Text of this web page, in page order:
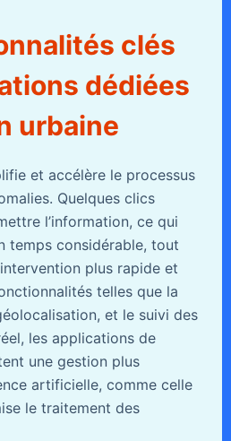
clés
dédiées
urbaine
et accélère le processus
Quelques clics
l’information, ce qui
temps considérable, tout
plus rapide et
telles que la
et le suivi des
les applications de
une gestion plus
artificielle, comme celle
le traitement des